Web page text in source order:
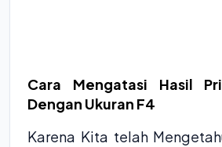
Cara Mengatasi Hasil
Dengan Ukuran F4
Karena Kita telah